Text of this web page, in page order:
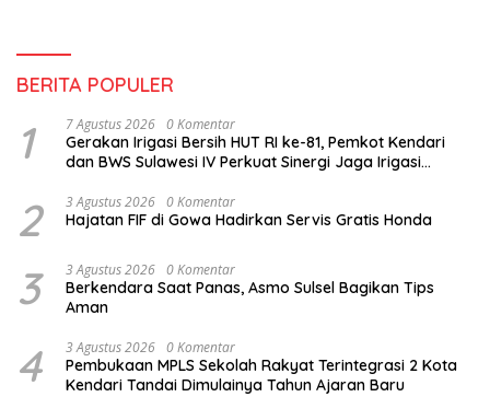
BERITA POPULER
1 7 Agustus 2026 0 Komentar
Gerakan Irigasi Bersih HUT RI ke-81, Pemkot Kendari
dan BWS Sulawesi IV Perkuat Sinergi Jaga Irigasi
2 3 Agustus 2026 0 Komentar
Hajatan FIF di Gowa Hadirkan Servis Gratis Honda
3 3 Agustus 2026 0 Komentar
Berkendara Saat Panas, Asmo Sulsel Bagikan Tips
Aman
4 3 Agustus 2026 0 Komentar
Pembukaan MPLS Sekolah Rakyat Terintegrasi 2 Kota
Kendari Tandai Dimulainya Tahun Ajaran Baru